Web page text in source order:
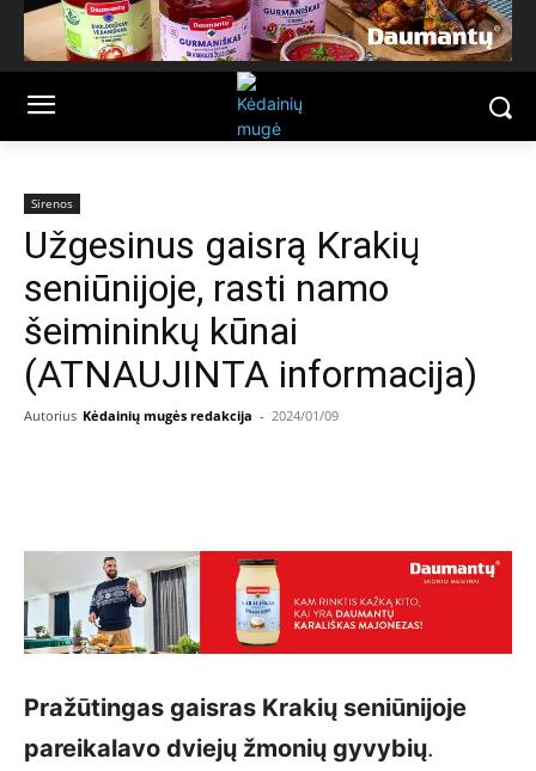
Sirenos
Užgesinus gaisrą Krakių
seniūnijoje, rasti namo
šeimininkų kūnai
(ATNAUJINTA informacija)
Autorius Kėdainių mugės redakcija - 2024/01/09
Pražūtingas gaisras Krakių seniūnijoje
pareikalavo dviejų žmonių gyvybių.